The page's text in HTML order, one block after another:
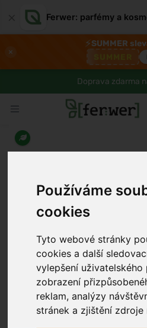
Používáme
cookies
Tyto webové stránky
cookies a další
vylepšení uživatelského
zobrazení
reklam, analýzy
stránek a zjištění zdroje
Ferwer: parfémy a
×
⚡SUMMER
Doprava zdarma
Tělo a hygiena